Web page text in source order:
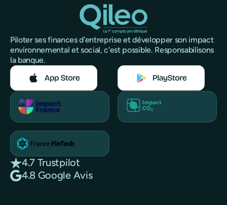
Piloter ses finances d'entreprise et développer son impact
environnemental et social, c'est possible. Responsabilisons
la banque.
4.7 Trustpilot
4.8 Google Avis